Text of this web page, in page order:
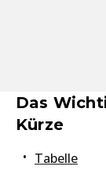
Das
Kürze
Tabelle